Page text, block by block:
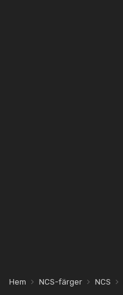
Hem NCS-färger NCS